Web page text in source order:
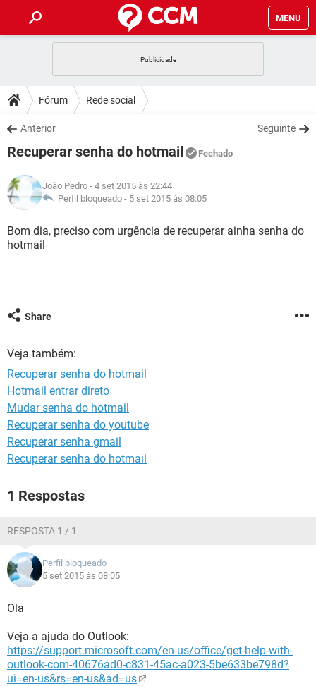
MENU
CELULAR
OUTLOOK
INSTAGRAM GMAIL
GUIA DE COMPRAS
DICAS
JOGOS
INSTAGRAM GMAIL
GUIA DE COMPRAS
DOWNLOADS
JOGOS WHATSAPP
CELULAR
OUTLOOK EXCEL
INSTAGRAM
GUIA DE COMPRAS
FÓRUM
JOGOS WHATSAPP
CELULAR
OUTLOOK EXCEL
GLOSSÁRIO
JOGOS
CELULAR
GUIA DE COMPRAS
Fórum Rede social
Anterior Seguinte
Recuperar senha do hotmail Fechado
João Pedro - 4 set 2015 às 22:44
Perfil bloqueado - 5 set 2015 às 08:05
Bom dia, preciso com urgência de recuperar ainha senha do
hotmail
Share
Veja também:
Recuperar senha do hotmail
Hotmail entrar direto
Mudar senha do hotmail
Recuperar senha do youtube
Recuperar senha gmail
Recuperar senha do hotmail
1 Respostas
RESPOSTA 1 / 1
Perfil bloqueado
5 set 2015 às 08:05
Ola
Veja a ajuda do Outlook:
https://support.microsoft.com/en-us/office/get-help-with-
outlook-com-40676ad0-c831-45ac-a023-5be633be798d?
ui=en-us&rs=en-us&ad=us